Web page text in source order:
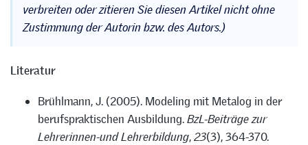
verbreiten oder zitieren Sie diesen Artikel nicht ohne
Zustimmung der Autorin bzw. des Autors.)
Literatur
Brühlmann, J. (2005). Modeling mit Metalog in der
berufspraktischen Ausbildung.BzL-Beiträge zur
Lehrerinnen-und Lehrerbildung,23(3), 364-370.